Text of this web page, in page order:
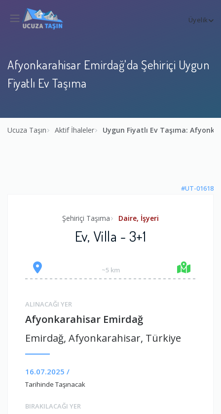
Üyelik
Afyonkarahisar Emirdağ'da Şehiriçi Uygun
Fiyatlı Ev Taşıma
Ucuza Taşın Aktif İhaleler Uygun Fiyatlı Ev Taşıma:
#UT-01618
Şehiriçi Taşıma Daire, İşyeri
Ev, Villa - 3+1
~5 km
ALINACAĞI YER
Afyonkarahisar Emirdağ
Emirdağ, Afyonkarahisar, Türkiye
16.07.2025 /
Tarihinde Taşınacak
BIRAKILACAĞI YER